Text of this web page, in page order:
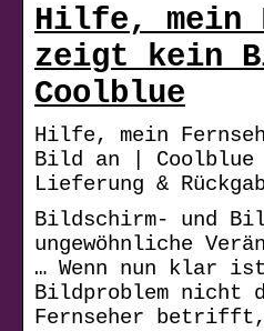
Hilfe, mein
zeigt kein
Coolblue
Hilfe, mein
Bild an | Coolblue
Lieferung &
Bildschirm- und
ungewöhnliche
… Wenn nun klar
Bildproblem nicht
Fernseher